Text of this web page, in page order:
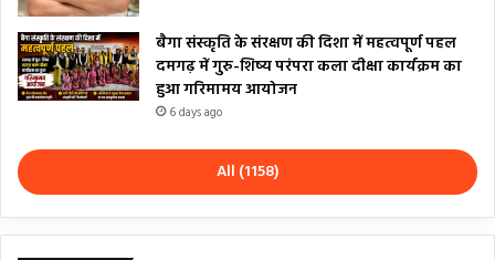
बैगा संस्कृति के संरक्षण की दिशा में महत्वपूर्ण पहल
दमगढ़ में गुरु-शिष्य परंपरा कला दीक्षा कार्यक्रम का
हुआ गरिमामय आयोजन
6 days ago
All (1158)